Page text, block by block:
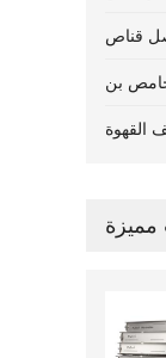
بن
القهوة
مميزة